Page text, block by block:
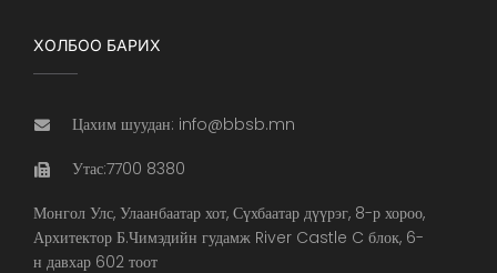
ХОЛБОО БАРИХ
Цахим шуудан: info@bbsb.mn
Утас:7700 8380
Монгол Улс, Улаанбаатар хот, Сүхбаатар дүүрэг, 8-р хороо,
Архитектор Б.Чимэдийн гудамж River Castle C блок, 6-
н давхар 602 тоот